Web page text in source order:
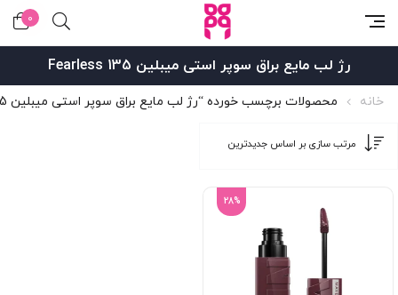
0
رژ لب مایع براق سوپر استی میبلین 135 Fearless
خانه محصولات برچسب خورده “رژ لب مایع براق سوپر استی میبلین 135 Fearless”
28%